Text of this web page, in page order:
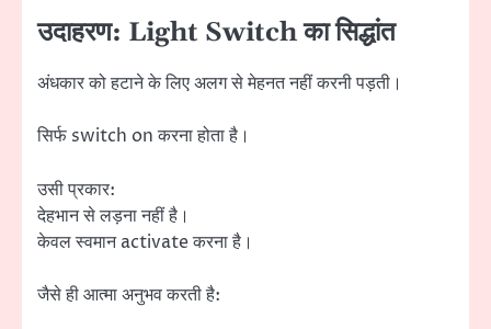
उदाहरण: Light Switch का सिद्धांत
अंधकार को हटाने के लिए अलग से मेहनत नहीं करनी पड़ती।
सिर्फ switch on करना होता है।
उसी प्रकार:
देहभान से लड़ना नहीं है।
केवल स्वमान activate करना है।
जैसे ही आत्मा अनुभव करती है: